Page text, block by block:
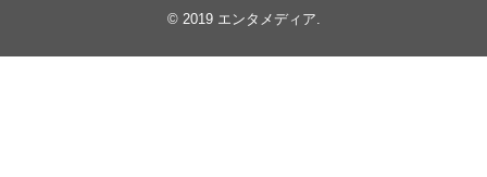
© 2019 エンタメディア.